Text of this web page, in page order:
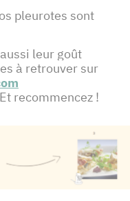
pleurotes sont
leur goût
à retrouver sur
recommencez !